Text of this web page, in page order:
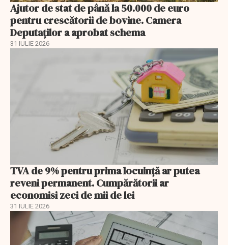
Ajutor de stat de până la 50.000 de euro
pentru crescătorii de bovine. Camera
Deputaților a aprobat schema
31 IULIE 2026
TVA de 9% pentru prima locuință ar putea
reveni permanent. Cumpărătorii ar
economisi zeci de mii de lei
31 IULIE 2026